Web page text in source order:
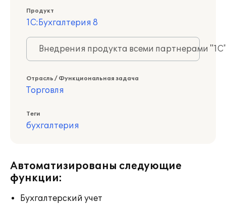
Продукт
1С:Бухгалтерия 8
Внедрения продукта всеми партнерами
Отрасль / Функциональная задача
Торговля
Теги
бухгалтерия
Автоматизированы следующие
функции:
Бухгалтерский учет